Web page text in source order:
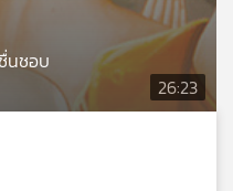
26:23
นชอบ